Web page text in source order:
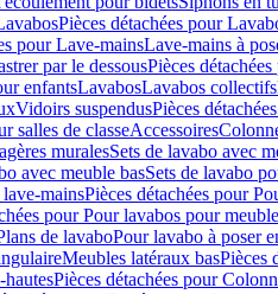
Pièces détachées pour
pour Lave-mainsLave-mains à
par le dessousPièces
enfantsLavabosLavabos collectifs
Vidoirs suspendusPièces
salles de classeAccessoires
muralesSets de lavabo avec
avec meuble basSets de lavabo
mainsPièces détachées pour
pour Pour lavabos pour meuble
de lavaboPour lavabo à poser
Meubles latéraux basPièces
Pièces détachées pour